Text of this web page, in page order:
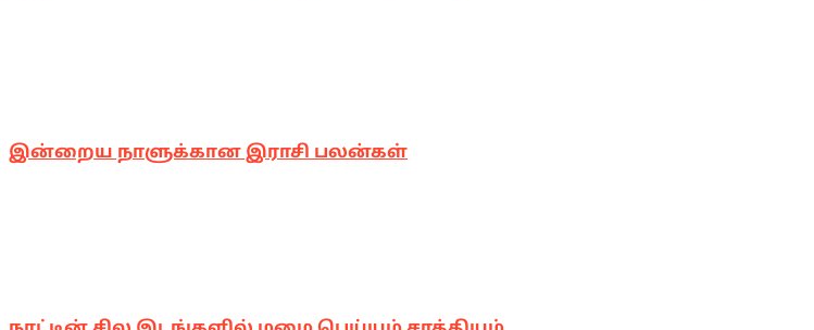
இன்றைய நாளுக்கான இராசி பலன்கள்